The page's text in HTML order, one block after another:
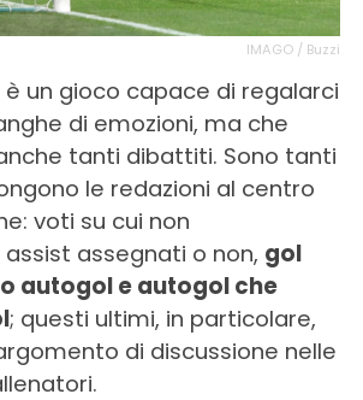
IMAGO / Buzzi
è un gioco capace di regalarci
di emozioni, ma che
tanti dibattiti. Sono tanti
le redazioni al centro
voti su cui non
assegnati o non, gol
autogol e autogol che
; questi ultimi, in particolare,
di discussione nelle